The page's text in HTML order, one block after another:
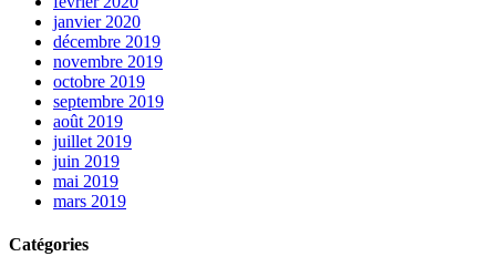
janvier 2020
décembre 2019
novembre 2019
octobre 2019
septembre 2019
août 2019
juillet 2019
juin 2019
mai 2019
mars 2019
Catégories